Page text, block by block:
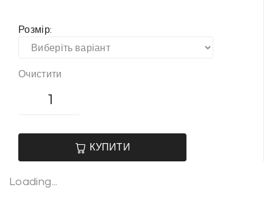
Розмір:
Очистити
дерев’яна
кількість
КУПИТИ
Loading...